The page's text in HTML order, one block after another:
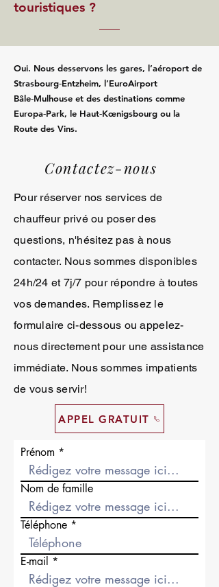
touristiques ?
Oui. Nous desservons les gares, l’aéroport de
Strasbourg‑Entzheim, l’EuroAirport
Bâle‑Mulhouse et des destinations comme
Europa‑Park, le Haut‑Kœnigsbourg ou la
Route des Vins.
Contactez-nous
Pour réserver nos services de
chauffeur privé ou poser des
questions, n'hésitez pas à nous
contacter. Nous sommes disponibles
24h/24 et 7j/7 pour répondre à toutes
vos demandes. Remplissez le
formulaire ci-dessous ou appelez-
nous directement pour une assistance
immédiate. Nous sommes impatients
de vous servir!
APPEL GRATUIT
Prénom
Nom de famille
Téléphone
E-mail